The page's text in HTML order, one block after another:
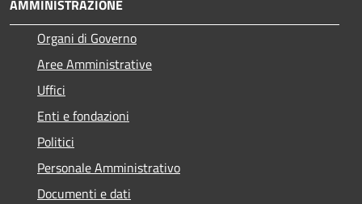
AMMINISTRAZIONE
Organi di Governo
Aree Amministrative
Uffici
Enti e fondazioni
Politici
Personale Amministrativo
Documenti e dati